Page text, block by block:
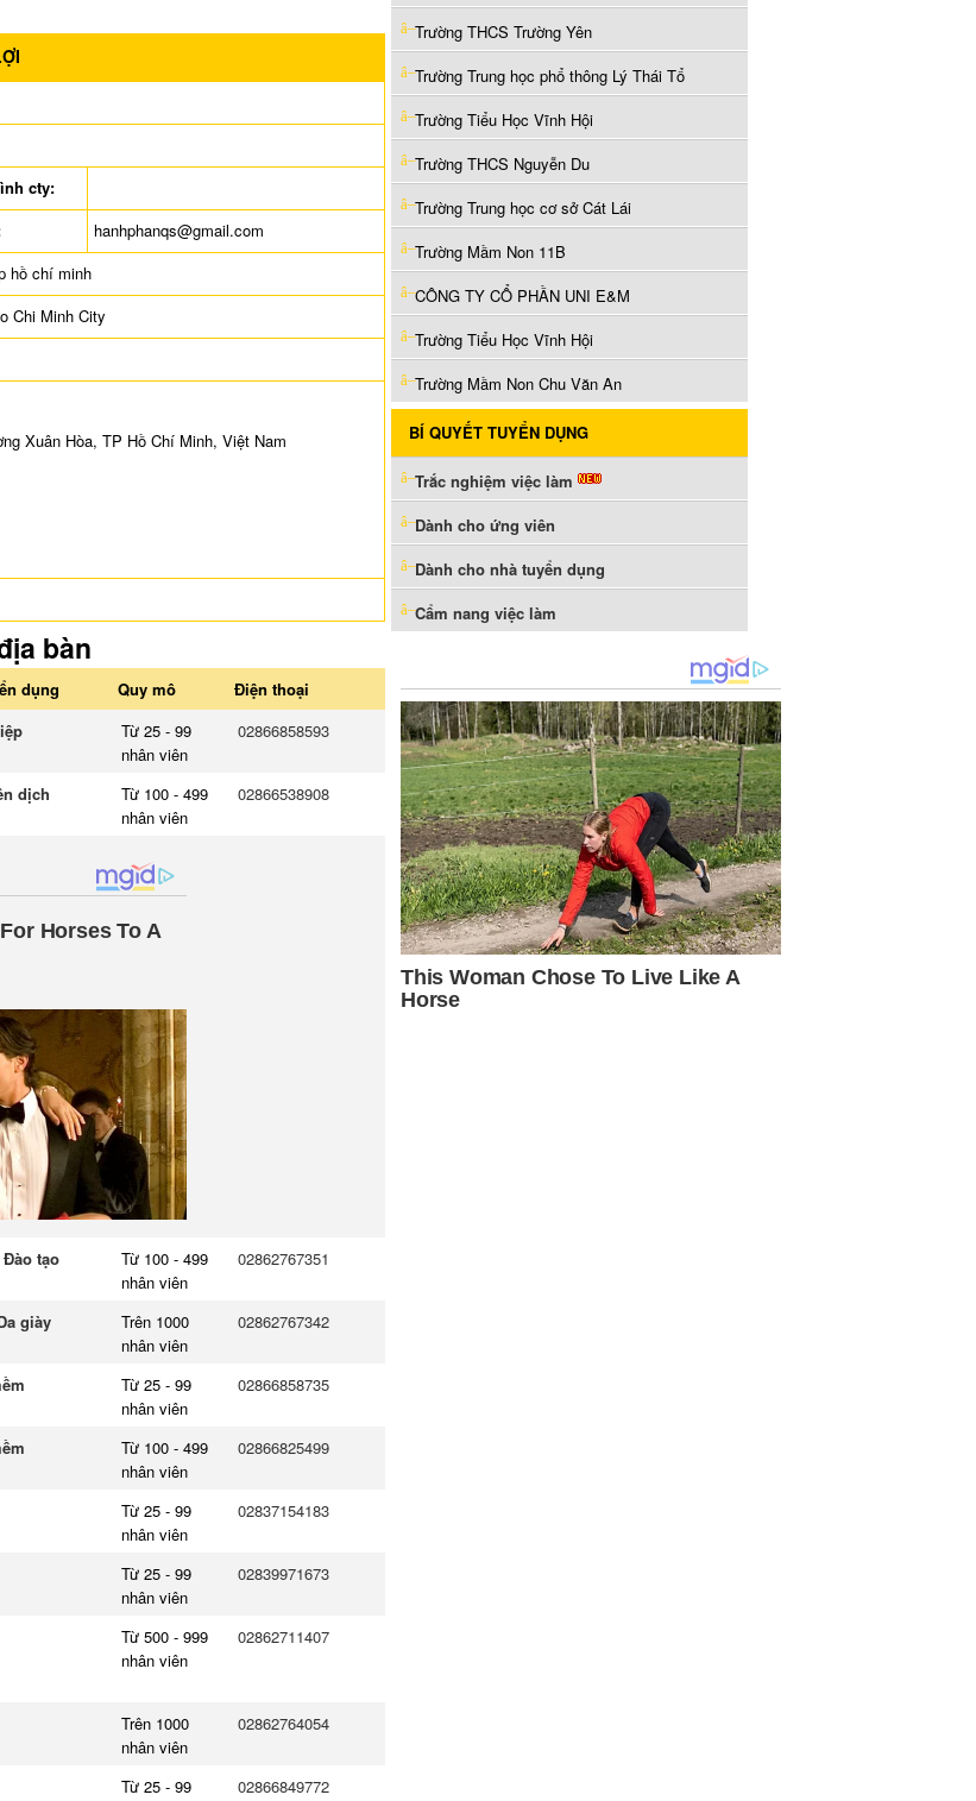
cty:
hanhphanqs@gmail.com
hồ chí minh
Chi Minh City
Xuân Hòa, TP Hồ Chí Minh, Việt Nam
bàn
dụng Quy mô
Điện thoại
Từ 25 - 99
nhân viên
02866858593
dịch
Từ 100 - 499
nhân viên
02866538908
tạo
Từ 100 - 499
nhân viên
02862767351
giày
Trên 1000
nhân viên
02862767342
Từ 25 - 99
nhân viên
02866858735
Từ 100 - 499
nhân viên
02866825499
Từ 25 - 99
nhân viên
02837154183
Từ 25 - 99
nhân viên
02839971673
Từ 500 - 999
nhân viên
02862711407
Trên 1000
nhân viên
02862764054
Từ 25 - 99
02866849772
Trường THCS Trường Yên
Trường Trung học phổ thông Lý Thái Tổ
Trường Tiểu Học Vĩnh Hội
Trường THCS Nguyễn Du
Trường Trung học cơ sở Cát Lái
Trường Mầm Non 11B
CÔNG TY CỔ PHẦN UNI E&M
Trường Tiểu Học Vĩnh Hội
Trường Mầm Non Chu Văn An
BÍ QUYẾT TUYỂN DỤNG
Trắc nghiệm việc làm
Dành cho ứng viên
Dành cho nhà tuyển dụng
Cẩm nang việc làm